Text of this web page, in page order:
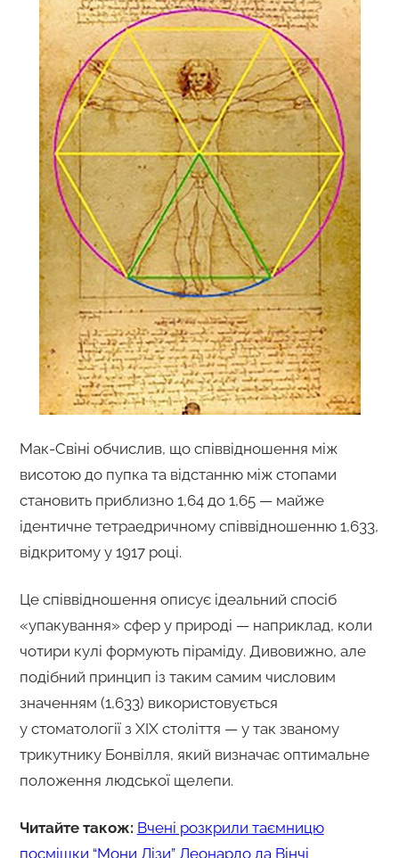
Мак-Свіні обчислив, що співвідношення між
висотою до пупка та відстанню між стопами
становить приблизно 1,64 до 1,65 — майже
ідентичне тетраедричному співвідношенню 1,633,
відкритому у 1917 році.
Це співвідношення описує ідеальний спосіб
«упакування» сфер у природі — наприклад, коли
чотири кулі формують піраміду. Дивовижно, але
подібний принцип із таким самим числовим
значенням (1,633) використовується
у стоматології з XIX століття — у так званому
трикутнику Бонвілля, який визначає оптимальне
положення людської щелепи.
Читайте також: Вчені розкрили таємницю
посмішки “Мони Лізи” Леонардо да Вінчі